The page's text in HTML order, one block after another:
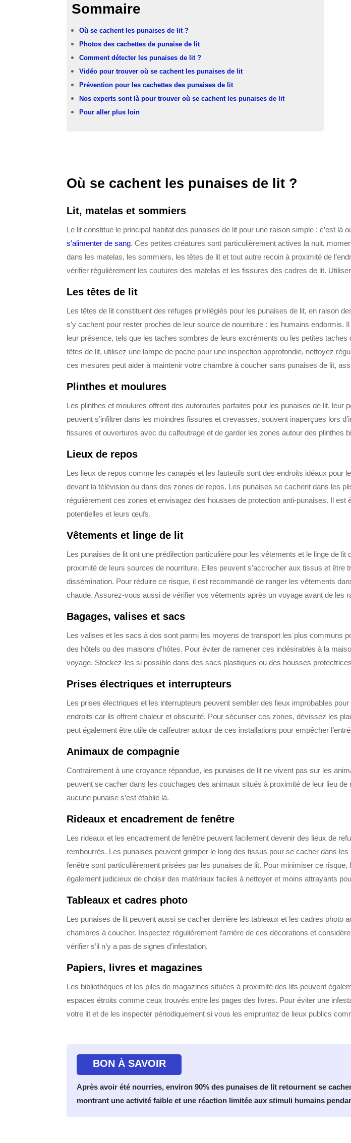
Sommaire
Où se cachent les punaises de lit ?
Photos des cachettes de punaise de lit
Comment détecter les punaises de lit ?
Vidéo pour trouver où se cachent les punaises de lit
Prévention pour les cachettes des punaises de lit
Nos experts sont là pour trouver où se cachent les punaises de lit
Pour aller plus loin
Où se cachent les punaises de lit ?
Lit, matelas et sommiers
Le lit constitue le principal habitat des punaises de lit pour une raison simple : c’est là
s’alimenter de sang. Ces petites créatures sont particulièrement actives la nuit,
dans les matelas, les sommiers, les têtes de lit et tout autre recoin à proximité de
vérifier régulièrement les coutures des matelas et les fissures des cadres de lit.
Les têtes de lit
Les têtes de lit constituent des refuges privilégiés pour les punaises de lit, en raison
s’y cachent pour rester proches de leur source de nourriture : les humains
leur présence, tels que les taches sombres de leurs excréments ou les petites
têtes de lit, utilisez une lampe de poche pour une inspection approfondie, nettoyez
ces mesures peut aider à maintenir votre chambre à coucher sans punaises de lit,
Plinthes et moulures
Les plinthes et moulures offrent des autoroutes parfaites pour les punaises de lit, leur
peuvent s’infiltrer dans les moindres fissures et crevasses, souvent inaperçues lors
fissures et ouvertures avec du calfeutrage et de garder les zones autour des plinthes
Lieux de repos
Les lieux de repos comme les canapés et les fauteuils sont des endroits idéaux
devant la télévision ou dans des zones de repos. Les punaises se cachent dans les
régulièrement ces zones et envisagez des housses de protection anti-punaises. Il
potentielles et leurs œufs.
Vêtements et linge de lit
Les punaises de lit ont une prédilection particulière pour les vêtements et le linge de
proximité de leurs sources de nourriture. Elles peuvent s’accrocher aux tissus et être
dissémination. Pour réduire ce risque, il est recommandé de ranger les vêtements
chaude. Assurez-vous aussi de vérifier vos vêtements après un voyage avant de les
Bagages, valises et sacs
Les valises et les sacs à dos sont parmi les moyens de transport les plus communs
des hôtels ou des maisons d’hôtes. Pour éviter de ramener ces indésirables à la
voyage. Stockez-les si possible dans des sacs plastiques ou des housses
Prises électriques et interrupteurs
Les prises électriques et les interrupteurs peuvent sembler des lieux improbables
endroits car ils offrent chaleur et obscurité. Pour sécuriser ces zones, dévissez les
peut également être utile de calfeutrer autour de ces installations pour empêcher
Animaux de compagnie
Contrairement à une croyance répandue, les punaises de lit ne vivent pas sur les
peuvent se cacher dans les couchages des animaux situés à proximité de leur lieu
aucune punaise s’est établie là.
Rideaux et encadrement de fenêtre
Les rideaux et les encadrement de fenêtre peuvent facilement devenir des lieux de
rembourrés. Les punaises peuvent grimper le long des tissus pour se cacher dans
fenêtre sont particulièrement prisées par les punaises de lit. Pour minimiser ce
également judicieux de choisir des matériaux faciles à nettoyer et moins attrayants
Tableaux et cadres photo
Les punaises de lit peuvent aussi se cacher derrière les tableaux et les cadres
chambres à coucher. Inspectez régulièrement l’arrière de ces décorations et
vérifier s’il n’y a pas de signes d’infestation.
Papiers, livres et magazines
Les bibliothèques et les piles de magazines situées à proximité des lits peuvent
espaces étroits comme ceux trouvés entre les pages des livres. Pour éviter une
votre lit et de les inspecter périodiquement si vous les empruntez de lieux publics
BON À SAVOIR
Après avoir été nourries, environ 90% des punaises de lit retournent se
montrant une activité faible et une réaction limitée aux stimuli humains